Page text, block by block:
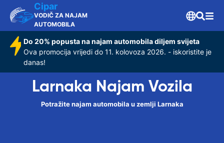
Cipar
VODIČ ZA NAJAM
AUTOMOBILA
Do 20% popusta na najam automobila diljem svijeta
Ova promocija vrijedi do 11. kolovoza 2026. - iskoristite je
danas!
Larnaka Najam Vozila
Potražite najam automobila u zemlji Larnaka